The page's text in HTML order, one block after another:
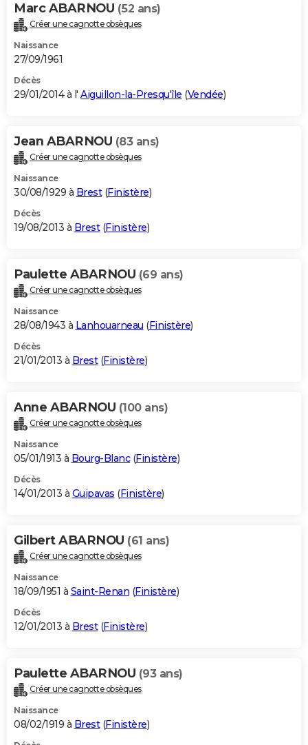
Marc ABARNOU (52 ans)
Créer une cagnotte obsèques
Naissance
27/09/1961
Décès
29/01/2014 à l' Aiguillon-la-Presqu'île (Vendée)
Jean ABARNOU (83 ans)
Créer une cagnotte obsèques
Naissance
30/08/1929 à Brest(Finistère)
Décès
19/08/2013 à Brest(Finistère)
Paulette ABARNOU (69 ans)
Créer une cagnotte obsèques
Naissance
28/08/1943 à Lanhouarneau (Finistère)
Décès
21/01/2013 à Brest(Finistère)
Anne ABARNOU (100 ans)
Créer une cagnotte obsèques
Naissance
05/01/1913 à Bourg-Blanc(Finistère)
Décès
14/01/2013 à Guipavas (Finistère)
Gilbert ABARNOU (61 ans)
Créer une cagnotte obsèques
Naissance
18/09/1951 à Saint-Renan (Finistère)
Décès
12/01/2013 à Brest(Finistère)
Paulette ABARNOU (93 ans)
Créer une cagnotte obsèques
Naissance
08/02/1919 à Brest(Finistère)